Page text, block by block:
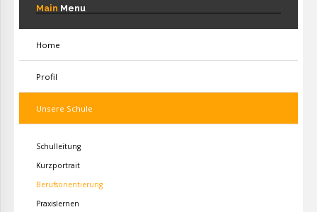
Main Menu
Home
Profil
Unsere Schule
Schulleitung
Kurzportrait
Berufsorientierung
Praxislernen